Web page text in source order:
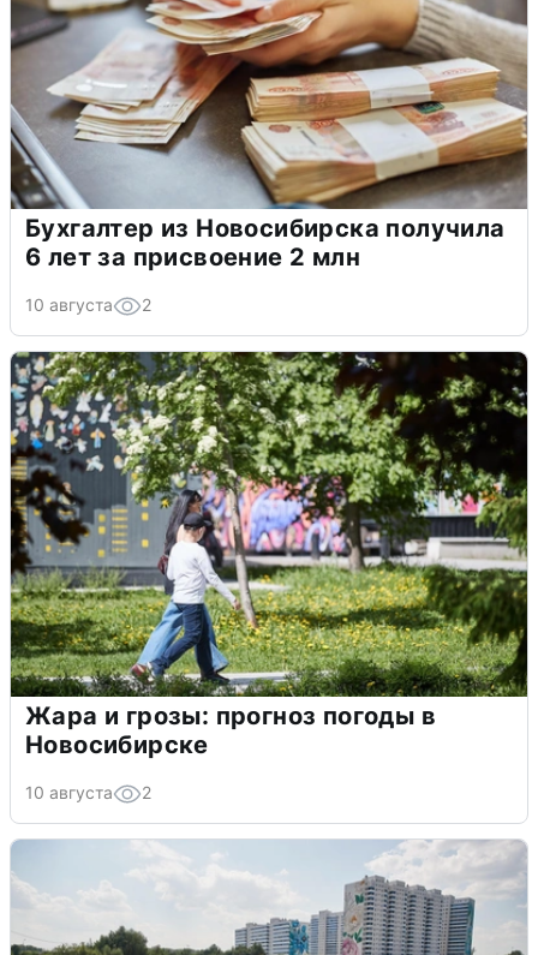
Бухгалтер из Новосибирска получила
6 лет за присвоение 2 млн
10 августа 2
Жара и грозы: прогноз погоды в
Новосибирске
10 августа 2